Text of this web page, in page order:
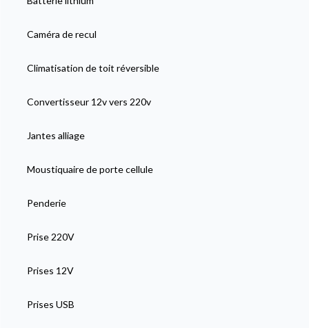
Caméra de recul
Climatisation de toit réversible
Convertisseur 12v vers 220v
Jantes alliage
Moustiquaire de porte cellule
Penderie
Prise 220V
Prises 12V
Prises USB